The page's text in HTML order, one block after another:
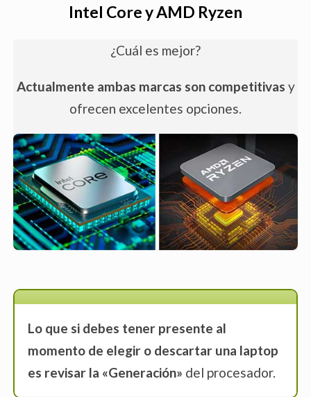
no puedas utilizar ciertas
Tiempos de Renderización Prolongados:
a un ritmo más lento y con la
preocupación constante de que el
programa pueda cerrarse
inesperadamente
Intel Core y AMD Ryzen
¿Cuál es mejor?
Actualmente ambas marcas son competitivas y
ofrecen excelentes opciones.
Lo que si debes tener presente al
momento de elegir o descartar una laptop
es revisar la «Generación» del procesador.